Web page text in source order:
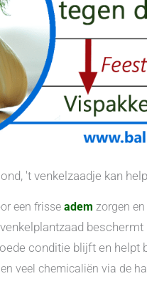
't venkelzaadje kan
een frisse adem zorgen
venkelplantzaad
conditie blijft en helpt
veel chemicaliën via de